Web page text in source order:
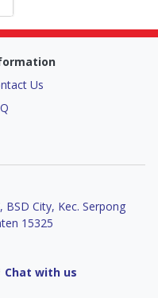
Us
BSD City, Kec. Serpong
15325
Chat with us